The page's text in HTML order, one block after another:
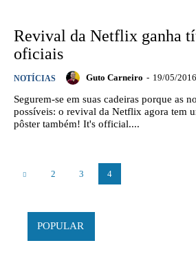
Revival da Netflix ganha
oficiais
NOTÍCIAS Guto Carneiro - 19/05/2016
Segurem-se em suas cadeiras porque as
possíveis: o revival da Netflix agora tem
pôster também! It's official....
2 3 4
POPULAR